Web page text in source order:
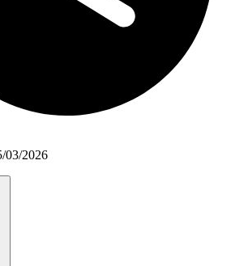
03/2026